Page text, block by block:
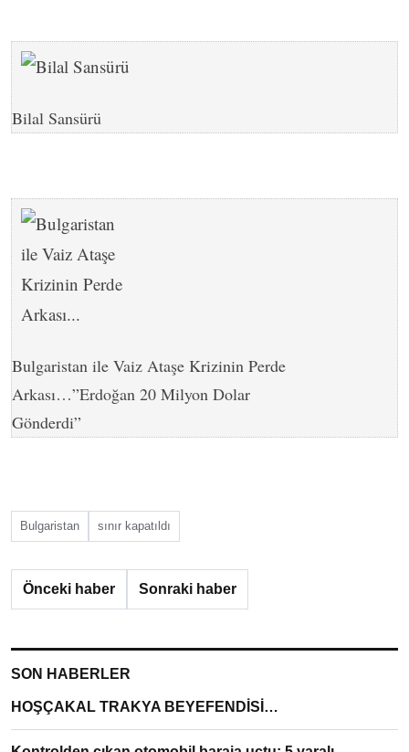
Bilal Sansürü
Bulgaristan ile Vaiz Ataşe Krizinin Perde
Arkası…”Erdoğan 20 Milyon Dolar
Gönderdi”
Bulgaristan sınır kapatıldı
Önceki haber Sonraki haber
SON HABERLER
HOŞÇAKAL TRAKYA BEYEFENDİSİ…